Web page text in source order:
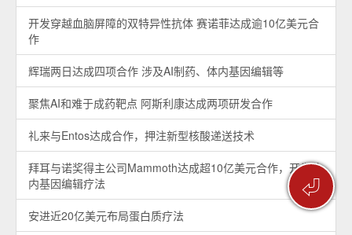
⏎
开发穿越血脑屏障的双特异性抗体 赛诺菲达成逾10亿美元合
作
辉瑞两日达成四项合作 涉及AI制药、体内基因编辑等
聚焦AI和难于成药靶点 阿斯利康达成两项研发合作
礼来与Entos达成合作，押注新型核酸递送技术
拜耳与诺奖得主公司Mammoth达成超10亿美元合作，开发体
内基因编辑疗法
安进近20亿美元布局蛋白质疗法